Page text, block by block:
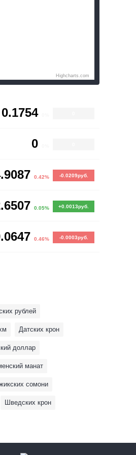
Highcharts.com
0.1754
0
0.42% -0.0209руб.
0.05% +0.0013руб.
0.46% -0.0003руб.
рублей
Датских крон
доллар
манат
сомони
Шведских крон